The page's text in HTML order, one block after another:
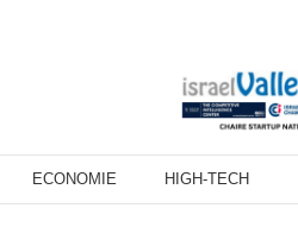
ECONOMIE HIGH-TECH